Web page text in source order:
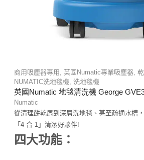
商用吸塵器專用 , 英國Numatic專業吸塵器,
NUMATIC洗地毯機, 洗地毯機
英國Numatic 地毯清洗機 George
Numatic
從清理餅乾屑到深層洗地毯、甚至疏通水槽
「4 合 1」清潔好夥伴!
四大功能：